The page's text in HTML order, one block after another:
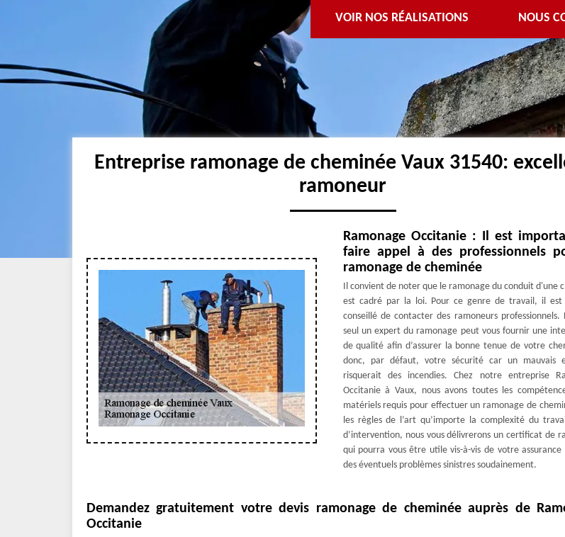
VOIR NOS RÉALISATIONS NOUS
Entreprise ramonage de cheminée Vaux 31540:
ramoneur
Ramonage Occitanie : Il est
faire appel à des professionnels
ramonage de cheminée
Il convient de noter que le ramonage du conduit d'une
est cadré par la loi. Pour ce genre de travail, il est
conseillé de contacter des ramoneurs professionnels.
seul un expert du ramonage peut vous fournir une
de qualité afin d’assurer la bonne tenue de votre
donc, par défaut, votre sécurité car un mauvais
risquerait des incendies. Chez notre entreprise
Occitanie à Vaux, nous avons toutes les
matériels requis pour effectuer un ramonage de
les règles de l’art qu’importe la complexité du
d’intervention, nous vous délivrerons un certificat de
qui pourra vous être utile vis-à-vis de votre assurance
des éventuels problèmes sinistres soudainement.
Demandez gratuitement votre devis ramonage de cheminée auprès de
Occitanie